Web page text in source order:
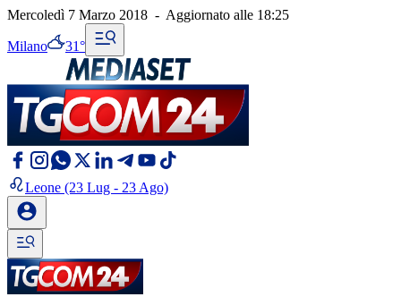
Mercoledì 7 Marzo 2018 - Aggiornato alle 18:25
Milano 31°
Leone (23 Lug - 23 Ago)